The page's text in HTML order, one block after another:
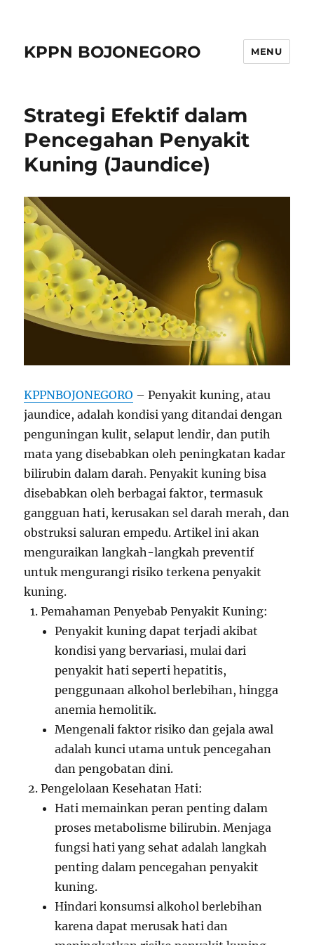
KPPN BOJONEGORO MENU
Strategi Efektif dalam
Pencegahan Penyakit
Kuning (Jaundice)
KPPNBOJONEGORO – Penyakit kuning, atau
jaundice, adalah kondisi yang ditandai dengan
penguningan kulit, selaput lendir, dan putih
mata yang disebabkan oleh peningkatan kadar
bilirubin dalam darah. Penyakit kuning bisa
disebabkan oleh berbagai faktor, termasuk
gangguan hati, kerusakan sel darah merah, dan
obstruksi saluran empedu. Artikel ini akan
menguraikan langkah-langkah preventif
untuk mengurangi risiko terkena penyakit
kuning.
Pemahaman Penyebab Penyakit Kuning:
Penyakit kuning dapat terjadi akibat
kondisi yang bervariasi, mulai dari
penyakit hati seperti hepatitis,
penggunaan alkohol berlebihan, hingga
anemia hemolitik.
Mengenali faktor risiko dan gejala awal
adalah kunci utama untuk pencegahan
dan pengobatan dini.
Pengelolaan Kesehatan Hati:
Hati memainkan peran penting dalam
proses metabolisme bilirubin. Menjaga
fungsi hati yang sehat adalah langkah
penting dalam pencegahan penyakit
kuning.
Hindari konsumsi alkohol berlebihan
karena dapat merusak hati dan